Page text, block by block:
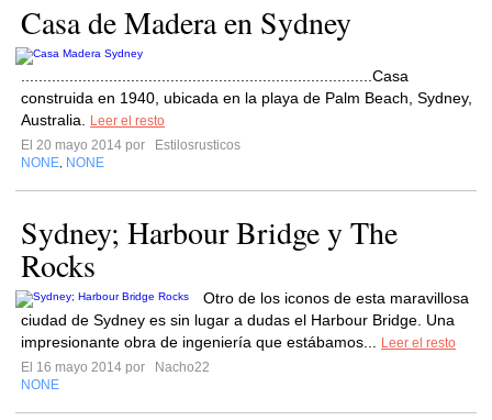
Casa de Madera en Sydney
................................................................................Casa
construida en 1940, ubicada en la playa de Palm Beach, Sydney,
Australia.
Leer el resto
El 20 mayo 2014 por
Estilosrusticos
NONE NONE
Sydney; Harbour Bridge y The
Rocks
Otro de los iconos de esta maravillosa
ciudad de Sydney es sin lugar a dudas el Harbour Bridge. Una
impresionante obra de ingeniería que estábamos...
Leer el resto
El 16 mayo 2014 por
Nacho22
NONE